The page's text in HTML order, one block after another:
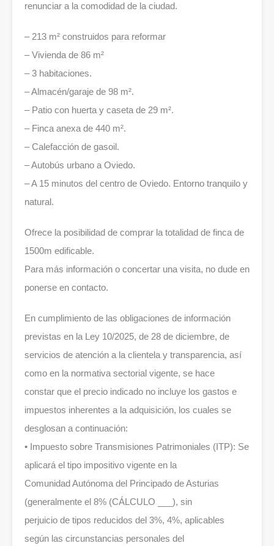
renunciar a la comodidad de la ciudad.
– 213 m² construidos para reformar
– Vivienda de 86 m²
– 3 habitaciones.
– Almacén/garaje de 98 m².
– Patio con huerta y caseta de 29 m².
– Finca anexa de 440 m².
– Calefacción de gasoil.
– Autobús urbano a Oviedo.
– A 15 minutos del centro de Oviedo. Entorno tranquilo y
natural.
Ofrece la posibilidad de comprar la totalidad de finca de
1500m edificable.
Para más información o concertar una visita, no dude en
ponerse en contacto.
En cumplimiento de las obligaciones de información
previstas en la Ley 10/2025, de 28 de diciembre, de
servicios de atención a la clientela y transparencia, así
como en la normativa sectorial vigente, se hace
constar que el precio indicado no incluye los gastos e
impuestos inherentes a la adquisición, los cuales se
desglosan a continuación:
• Impuesto sobre Transmisiones Patrimoniales (ITP): Se
aplicará el tipo impositivo vigente en la
Comunidad Autónoma del Principado de Asturias
(generalmente el 8% (CÁLCULO ___), sin
perjuicio de tipos reducidos del 3%, 4%, aplicables
según las circunstancias personales del